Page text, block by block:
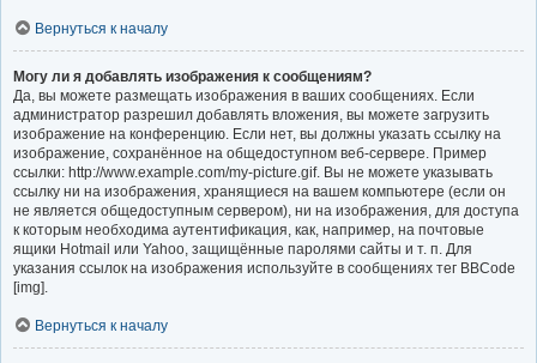
Вернуться к началу
Могу ли я добавлять изображения к сообщениям?
Да, вы можете размещать изображения в ваших сообщениях. Если
администратор разрешил добавлять вложения, вы можете загрузить
изображение на конференцию. Если нет, вы должны указать ссылку на
изображение, сохранённое на общедоступном веб-сервере. Пример
ссылки: http://www.example.com/my-picture.gif. Вы не можете указывать
ссылку ни на изображения, хранящиеся на вашем компьютере (если он
не является общедоступным сервером), ни на изображения, для доступа
к которым необходима аутентификация, как, например, на почтовые
ящики Hotmail или Yahoo, защищённые паролями сайты и т. п. Для
указания ссылок на изображения используйте в сообщениях тег BBCode
[img].
Вернуться к началу